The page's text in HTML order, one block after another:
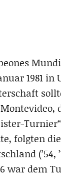
1981
folgten
war dem